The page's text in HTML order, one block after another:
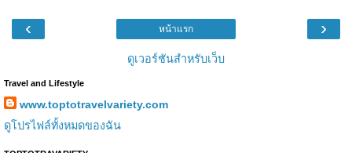
‹ ›
หน้าแรก
ดูเวอร์ชันสำหรับเว็บ
Travel and Lifestyle
www.toptotravelvariety.com
ดูโปรไฟล์ทั้งหมดของฉัน